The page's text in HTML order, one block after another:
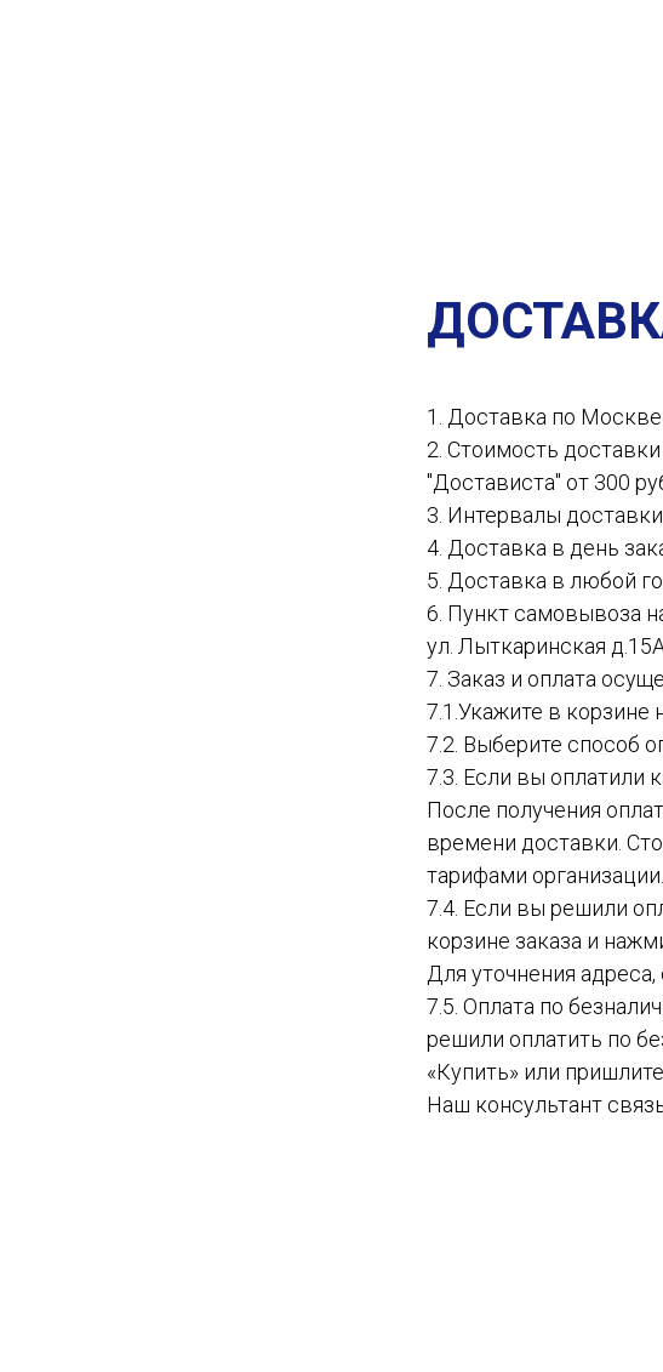
1. Доставка по
2. Стоимость
"Достависта" от 300
3. Интервалы
4. Доставка в день
5. Доставка в любой
6. Пункт самовывоза
ул. Лыткаринская
7. Заказ и оплата
7.1.Укажите в корзине
7.2. Выберите способ
7.3. Если вы оплатили
После получения
времени доставки.
тарифами организации.
7.4. Если вы решили
корзине заказа и
Для уточнения
7.5. Оплата по
решили оплатить по
«Купить» или
Наш консультант